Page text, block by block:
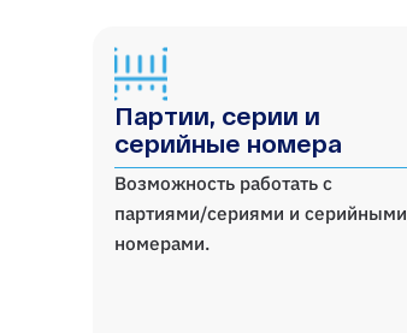
Партии, серии и
серийные номера
Возможность работать с
партиями/сериями и серийными
номерами.